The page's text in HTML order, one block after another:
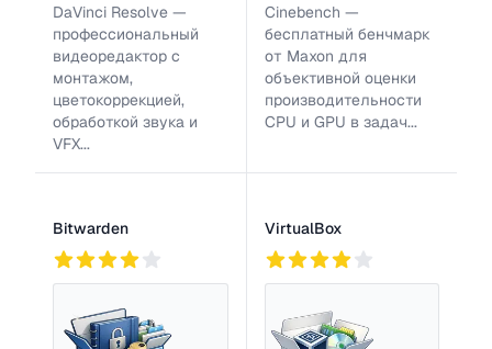
DaVinci Resolve —
профессиональный
видеоредактор с
монтажом,
цветокоррекцией,
обработкой звука и
VFX...
Cinebench —
бесплатный бенчмарк
от Maxon для
объективной оценки
производительности
CPU и GPU в задач...
Bitwarden VirtualBox